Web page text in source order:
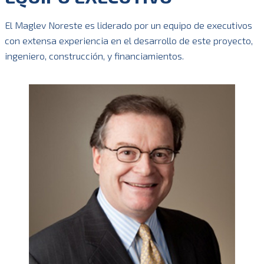
El Maglev Noreste es liderado por un equipo de executivos
con extensa experiencia en el desarrollo de este proyecto,
ingeniero, construcción, y financiamientos.